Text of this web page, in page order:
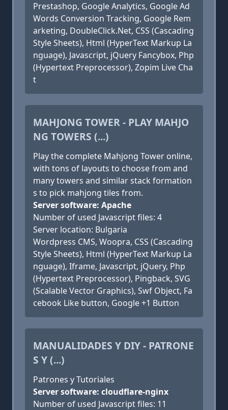
Prestashop, Google Analytics, Google Ad
Words Conversion Tracking, Google Rem
arketing, DoubleClick.Net, CSS (Cascading
Style Sheets), Html (HyperText Markup La
nguage), Javascript, jQuery Fancybox, Php
(Hypertext Preprocessor), Zopim Live Cha
t
MAHJONG TOWER - PLAY MAHJO
NG TOWERS (...)
Play the complete Mahjong Tower online,
with tons of layouts to choose from and
many towers and similar stack formation
s to pick mahjong tiles from.
Server software: Apache
Number of used Javascript files: 4
Server location: Bulgaria
Wordpress CMS, Woopra, CSS (Cascading
Style Sheets), Html (HyperText Markup La
nguage), Iframe, Javascript, jQuery, Php
(Hypertext Preprocessor), Pingback, SVG
(Scalable Vector Graphics), Swf Object, Fa
cebook Like button, Google +1 Button
MANUALIDADES Y DIY - PATRONE
S Y (...)
Patrones y Tutoriales
Server software: cloudflare-nginx
Number of used Javascript files: 11